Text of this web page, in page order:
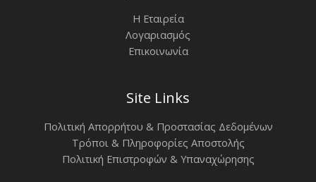
Η Εταιρεία
Λογαριασμός
Επικοινωνία
Site Links
Πολιτική Απορρήτου & Προστασίας Δεδομένων
Τρόποι & Πληροφορίες Αποστολής
Πολιτική Επιστροφών & Υπαναχώρησης